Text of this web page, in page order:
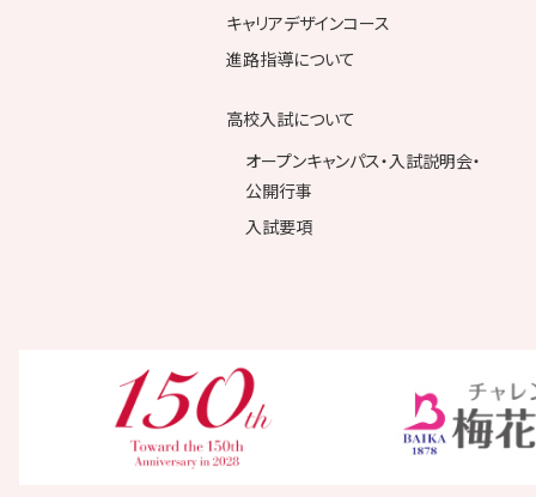
キャリアデザインコース
進路指導について
高校入試について
オープンキャンパス・入試説明会・
公開行事
入試要項